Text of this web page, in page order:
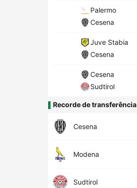
Palermo
Cesena
Juve Stabia
Cesena
Cesena
Sudtirol
Recorde de transferência
Cesena
Modena
Sudtirol